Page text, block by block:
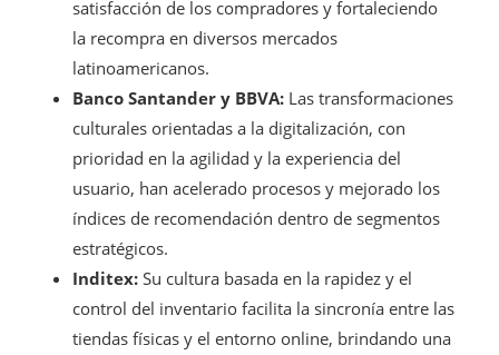
satisfacción de los compradores y fortaleciendo
la recompra en diversos mercados
latinoamericanos.
Banco Santander y BBVA: Las transformaciones
culturales orientadas a la digitalización, con
prioridad en la agilidad y la experiencia del
usuario, han acelerado procesos y mejorado los
índices de recomendación dentro de segmentos
estratégicos.
Inditex: Su cultura basada en la rapidez y el
control del inventario facilita la sincronía entre las
tiendas físicas y el entorno online, brindando una